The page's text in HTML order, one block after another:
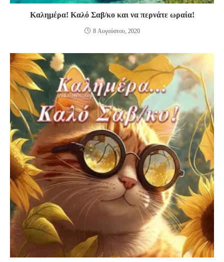
Καλημέρα! Καλό Σαβ/κο και να περνάτε ωραία!
8 Αυγούστου, 2020